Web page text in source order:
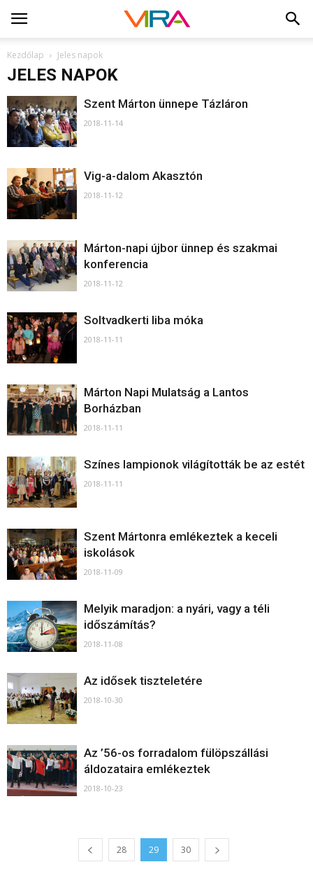
Kezdőlap Jeles napok
JELES NAPOK
Szent Márton ünnepe Tázláron
2018-11-14
Vig-a-dalom Akasztón
2018-11-12
Márton-napi újbor ünnep és szakmai
konferencia
2018-11-12
Soltvadkerti liba móka
2018-11-11
Márton Napi Mulatság a Lantos
Borházban
2018-11-11
Színes lampionok világították be az estét
2018-11-11
Szent Mártonra emlékeztek a keceli
iskolások
2018-11-09
Melyik maradjon: a nyári, vagy a téli
időszámítás?
2018-11-08
Az idősek tiszteletére
2018-10-30
Az ’56-os forradalom fülöpszállási
áldozataira emlékeztek
2018-10-23
28 29 30